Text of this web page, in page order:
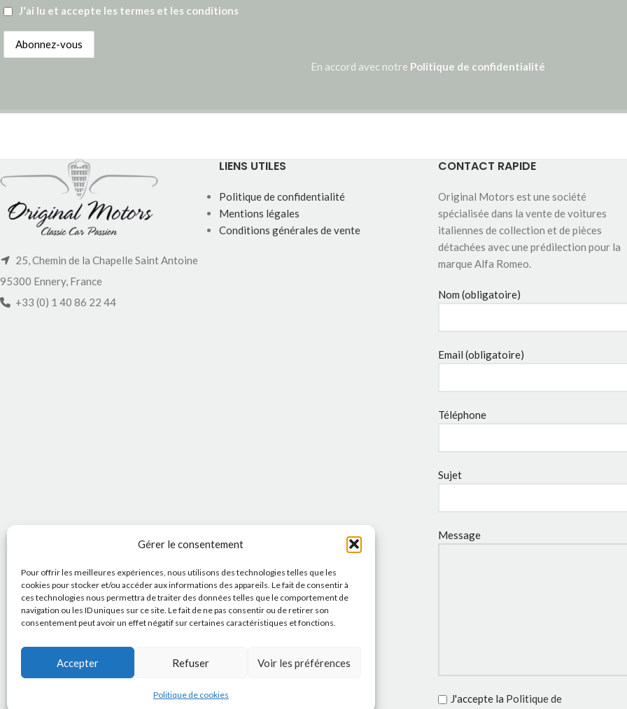
Gérer le consentement
Pour offrir les meilleures expériences, nous utilisons des technologies telles que les
cookies pour stocker et/ou accéder aux informations des appareils. Le fait de consentir à
ces technologies nous permettra de traiter des données telles que le comportement de
navigation ou les ID uniques sur ce site. Le fait de ne pas consentir ou de retirer son
consentement peut avoir un effet négatif sur certaines caractéristiques et fonctions.
Accepter Refuser Voir les préférences
Politique de cookies
J'ai lu et accepte les termes et les conditions
En accord avec notre Politique de confidentialité
25, Chemin de la Chapelle Saint Antoine
95300 Ennery, France
+33 (0) 1 40 86 22 44
LIENS UTILES
Politique de confidentialité
Mentions légales
Conditions générales de vente
CONTACT RAPIDE
Original Motors est une société
spécialisée dans la vente de voitures
italiennes de collection et de pièces
détachées avec une prédilection pour la
marque Alfa Romeo.
Nom (obligatoire)
Email (obligatoire)
Téléphone
Sujet
Message
J'accepte la Politique de